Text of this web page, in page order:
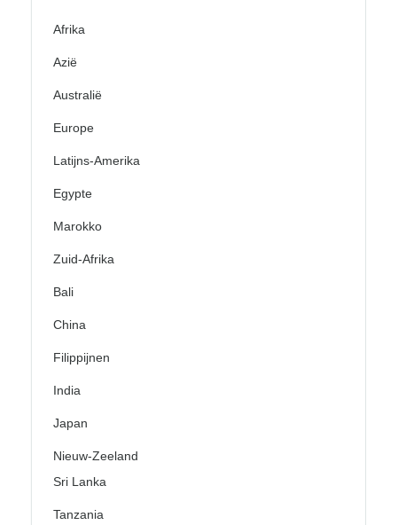
Afrika
Azië
Australië
Europe
Latijns-Amerika
Egypte
Marokko
Zuid-Afrika
Bali
China
Filippijnen
India
Japan
Nieuw-Zeeland
Sri Lanka
Tanzania